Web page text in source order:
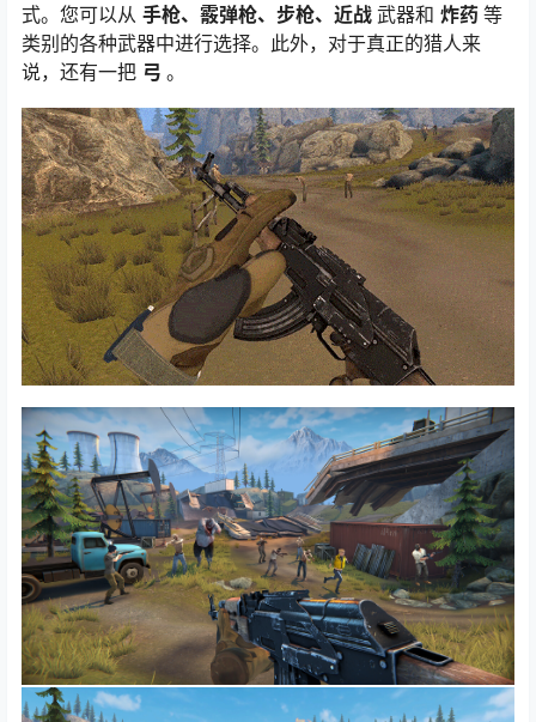
式。您可以从 手枪、霰弹枪、步枪、近战 武器和 炸药 等
类别的各种武器中进行选择。此外，对于真正的猎人来
说，还有一把 弓 。